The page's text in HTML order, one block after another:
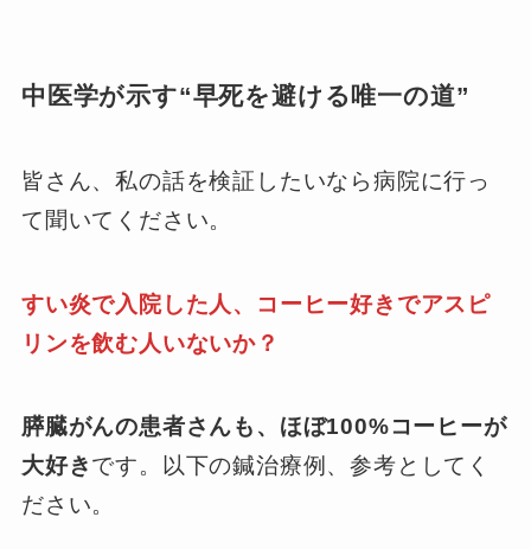
中医学が示す“早死を避ける唯一の道”
皆さん、私の話を検証したいなら病院に行っ
て聞いてください。
すい炎で入院した人、コーヒー好きでアスピ
リンを飲む人いないか？
膵臓がんの患者さんも、ほぼ100%コーヒーが
大好きです。以下の鍼治療例、参考としてく
ださい。